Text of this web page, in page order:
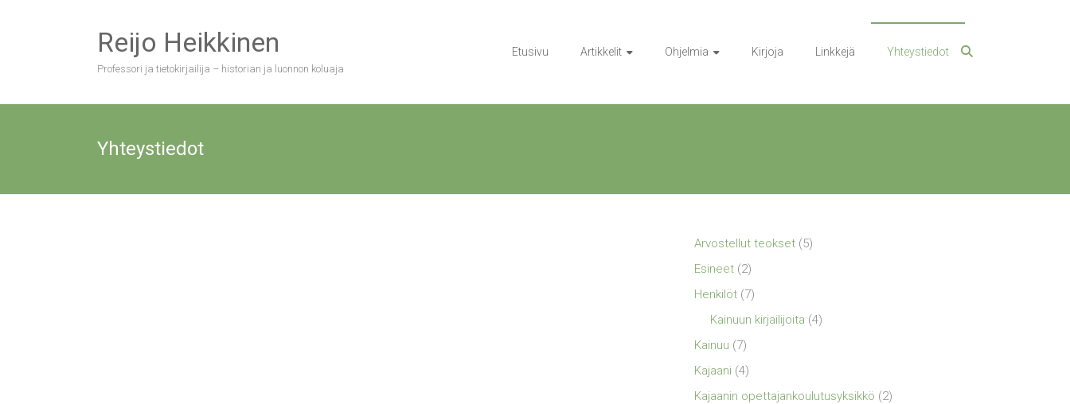
Reijo Heikkinen
Professori ja tietokirjailija – historian ja luonnon koluaja
Etusivu Artikkelit Ohjelmia Kirjoja Linkkejä Yhteystiedot
Yhteystiedot
Arvostellut teokset (5)
Esineet (2)
Henkilöt (7)
Kainuun kirjailijoita (4)
Kainuu (7)
Kajaani (4)
Kajaanin opettajankoulutusyksikkö (2)